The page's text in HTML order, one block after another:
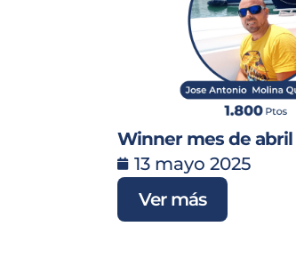
Winner mes de abril
13 mayo 2025
Ver más